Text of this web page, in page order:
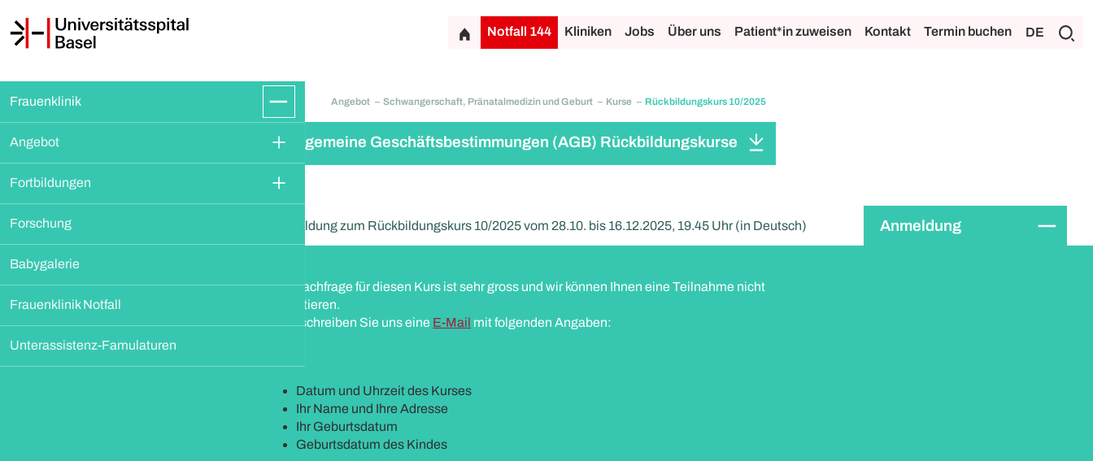
Notfall 144 Kliniken Jobs Über uns Patient*in zuweisen Kontakt Termin buchen DE
Frauenklinik
Angebot
Fortbildungen
Forschung
Babygalerie
Frauenklinik Notfall
Unterassistenz-Famulaturen
Angebot Schwangerschaft, Pränatalmedizin und Geburt Kurse Rückbildungskurs 10/2025
Allgemeine Geschäftsbestimmungen (AGB) Rückbildungskurse
Anmeldung zum Rückbildungskurs 10/2025 vom 28.10. bis 16.12.2025, 19.45 Uhr (in Deutsch) Anmeldung
Die Nachfrage für diesen Kurs ist sehr gross und wir können Ihnen eine Teilnahme nicht
garantieren.
Bitte schreiben Sie uns eine E-Mail mit folgenden Angaben:
Datum und Uhrzeit des Kurses
Ihr Name und Ihre Adresse
Ihr Geburtsdatum
Geburtsdatum des Kindes